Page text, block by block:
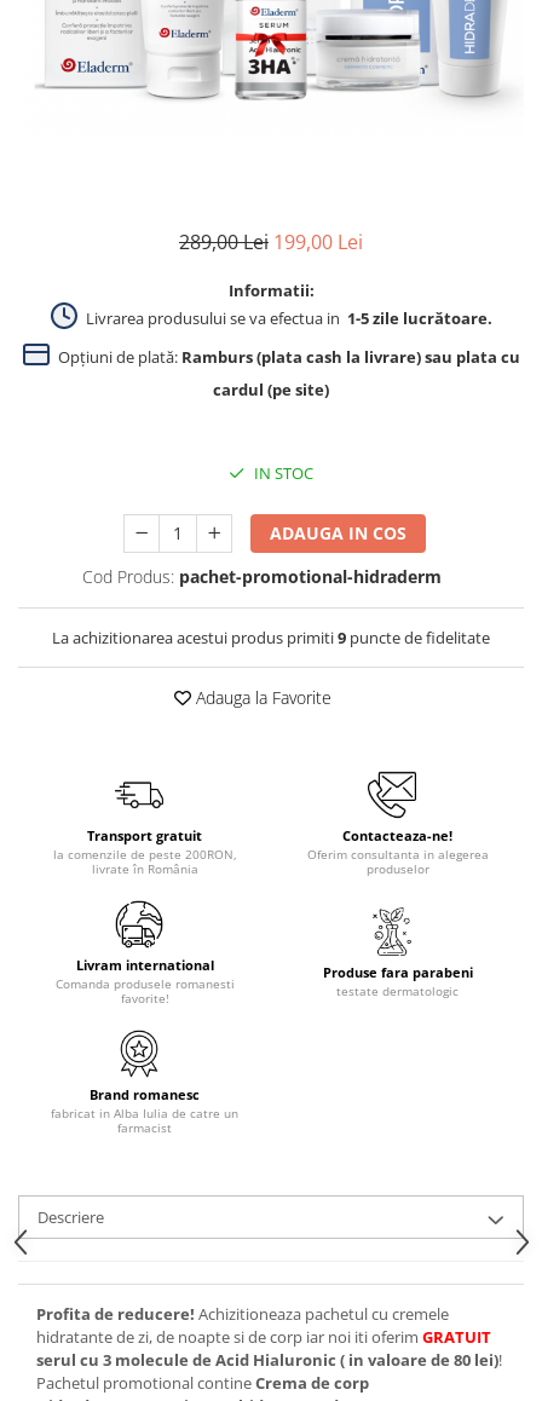
289,00 Lei 199,00 Lei
Informatii:
Livrarea produsului se va efectua in 1-5 zile lucrătoare.
Opțiuni de plată: Ramburs (plata cash la livrare) sau plata cu
cardul (pe site)
IN STOC
ADAUGA IN COS
Cod Produs: pachet-promotional-hidraderm
La achizitionarea acestui produs primiti9 puncte de fidelitate
Adauga la Favorite
Transport gratuit
la comenzile de peste 200RON,
livrate în România
Contacteaza-ne!
Oferim consultanta in alegerea
produselor
Livram international
Comanda produsele romanesti
favorite!
Produse fara parabeni
testate dermatologic
Brand romanesc
fabricat in Alba Iulia de catre un
farmacist
Descriere
Profita de reducere! Achizitioneaza pachetul cu cremele
hidratante de zi, de noapte si de corp iar noi iti oferim GRATUIT
serul cu 3 molecule de Acid Hialuronic ( in valoare de 80 lei)!
Pachetul promotional contineCrema de corp